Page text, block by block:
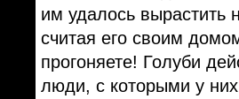
им удалось вырастить
считая его своим
прогоняете! Голуби
люди, с которыми у